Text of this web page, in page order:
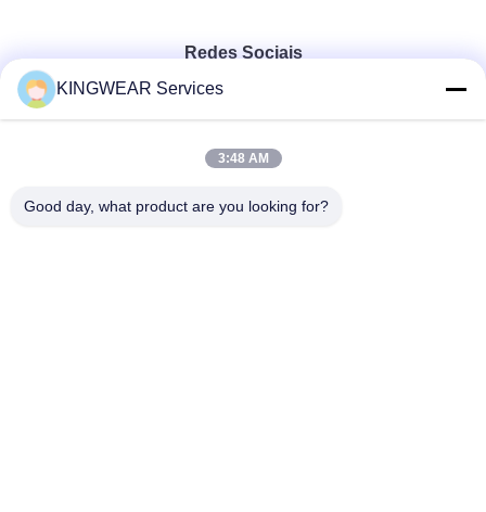
Redes Sociais
Contato rápido
KINGWEAR Services
3:48 AM
Good day, what product are you looking for?